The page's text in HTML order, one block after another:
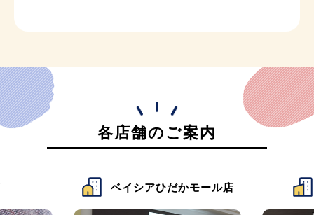
各店舗のご案内
ベイシアひだかモール店